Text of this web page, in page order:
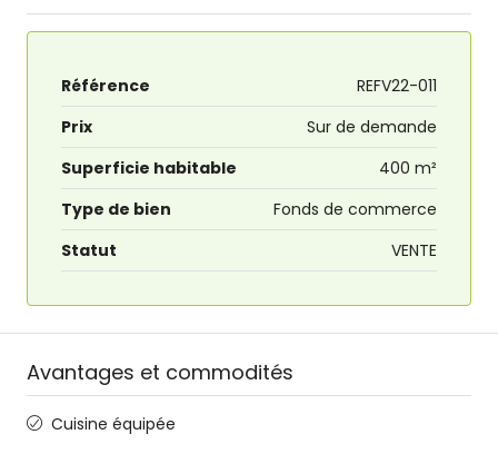
Référence
REFV22-011
Prix
Sur de demande
Superficie habitable
400 m²
Type de bien
Fonds de commerce
Statut
VENTE
Avantages et commodités
Cuisine équipée